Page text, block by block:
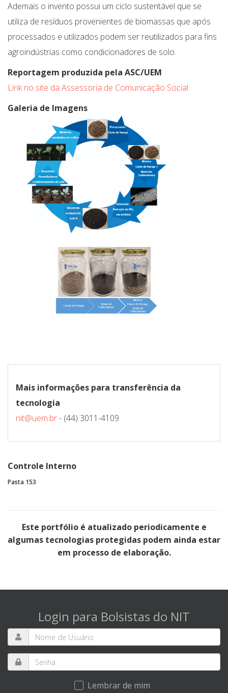
Ademais o invento possui um ciclo sustentável que se
utiliza de resíduos provenientes de biomassas que após
processados e utilizados podem ser reutilizados para fins
agroindústrias como condicionadores de solo.
Reportagem produzida pela ASC/UEM
Link no site da Assessoria de Comunicação Social
Galeria de Imagens
Mais informações para transferência da
tecnologia
nit@uem.br- (44) 3011-4109
Controle Interno
Pasta 153
Este portfólio é atualizado periodicamente e
algumas tecnologias protegidas podem ainda estar
em processo de elaboração.
Login para Bolsistas do NIT
Lembrar de mim